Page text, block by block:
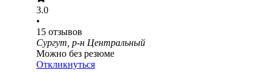
3.0
•
15 отзывов
Сургут, р-н Центральный
Можно без резюме
Откликнуться